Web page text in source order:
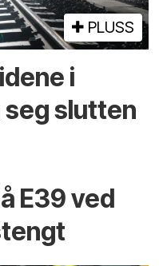
PLUSS
i
slutten
E39 ved